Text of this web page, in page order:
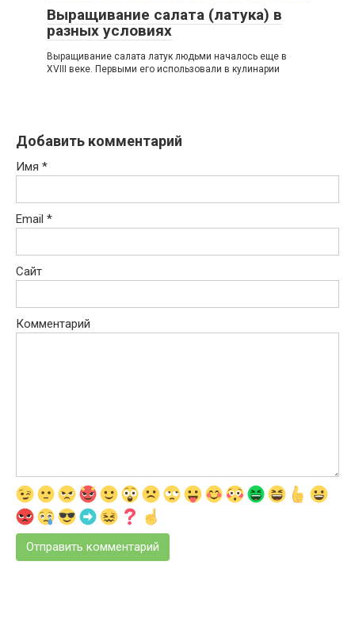
Выращивание салата (латука) в
разных условиях
Выращивание салата латук людьми началось еще в
XVIII веке. Первыми его использовали в кулинарии
Добавить комментарий
Имя *
Email *
Сайт
Комментарий